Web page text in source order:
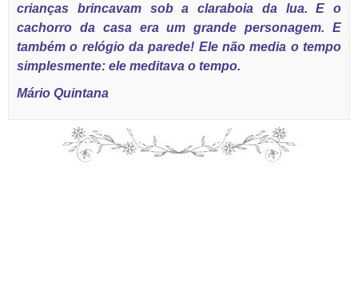
crianças brincavam sob a claraboia da lua. E o
cachorro da casa era um grande personagem. E
também o relógio da parede! Ele não media o tempo
simplesmente: ele meditava o tempo.
Mário Quintana